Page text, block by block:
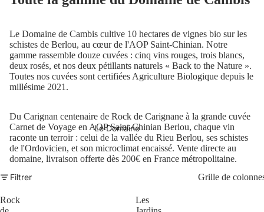
Le Domaine
Le Domaine de Cambis cultive 10 hectares de vignes bio sur les
schistes de Berlou, au cœur de l'AOP Saint-Chinian. Notre
gamme rassemble douze cuvées : cinq vins rouges, trois blancs,
deux rosés, et nos deux pétillants naturels « Back to the Nature ».
Toutes nos cuvées sont certifiées Agriculture Biologique depuis le
millésime 2021.
Du Carignan centenaire de Rock de Carignane à la grande cuvée
Carnet de Voyage en AOP Saint-Chinian Berlou, chaque vin
raconte un terroir : celui de la vallée du Rieu Berlou, ses schistes
de l'Ordovicien, et son microclimat encaissé. Vente directe au
domaine, livraison offerte dès 200€ en France métropolitaine.
Filtrer
Grille de
Rock
Les